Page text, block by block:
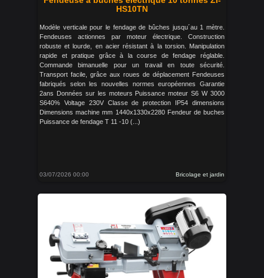
HS10TN
Modèle verticale pour le fendage de bûches jusqu´au 1 mètre.
Fendeuses actionnes par moteur électrique. Construction
robuste et lourde, en acier résistant à la torsion. Manipulation
rapide et pratique grâce à la course de fendage réglable.
Commande bimanuelle pour un travail en toute sécurité.
Transport facile, grâce aux roues de déplacement Fendeuses
fabriqués selon les nouvelles normes européennes Garantie
2ans Données sur les moteurs Puissance moteur S6 W 3000
S640% Voltage 230V Classe de protection IP54 dimensions
Dimensions machine mm 1440x1330x2280 Fendeur de buches
Puissance de fendage T 11 -10 (...)
03/07/2026 00:00 Bricolage et jardin